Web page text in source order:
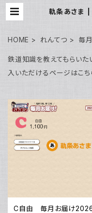
軌条あさま
HOME れんてつ 毎
鉄道知識を教えてもらいた
入いただけるページはこち
C自由 毎月お届け2026